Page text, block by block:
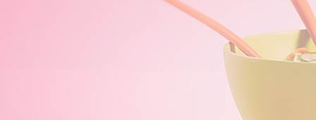
وان کوپ بیضی 5000 فروش